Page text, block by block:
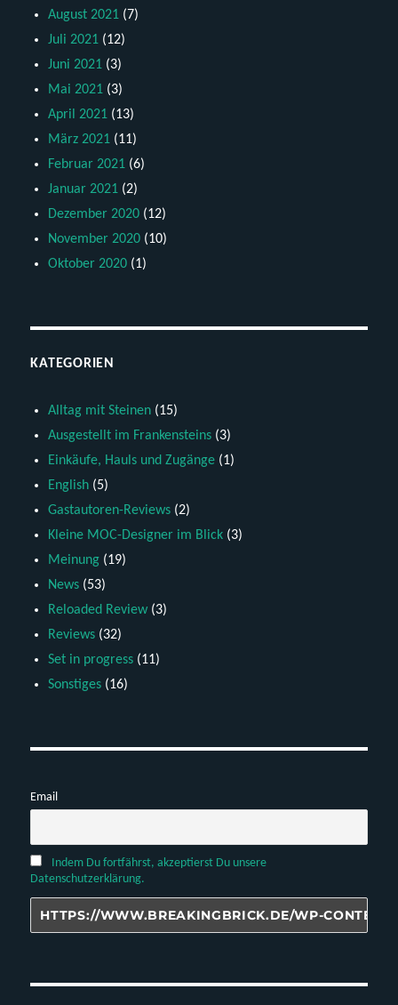
August 2021 (7)
Juli 2021 (12)
Juni 2021 (3)
Mai 2021 (3)
April 2021 (13)
März 2021 (11)
Februar 2021 (6)
Januar 2021 (2)
Dezember 2020 (12)
November 2020 (10)
Oktober 2020 (1)
KATEGORIEN
Alltag mit Steinen (15)
Ausgestellt im Frankensteins (3)
Einkäufe, Hauls und Zugänge (1)
English (5)
Gastautoren-Reviews (2)
Kleine MOC-Designer im Blick (3)
Meinung (19)
News (53)
Reloaded Review (3)
Reviews (32)
Set in progress (11)
Sonstiges (16)
Email
Indem Du fortfährst, akzeptierst Du unsere
Datenschutzerklärung.